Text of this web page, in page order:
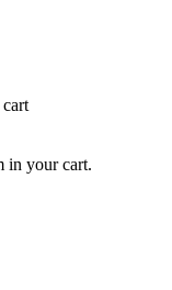
in your cart.